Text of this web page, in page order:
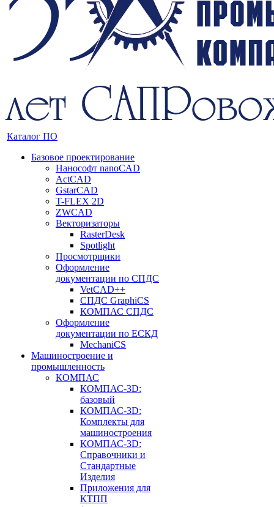
Каталог ПО
Базовое проектирование
Нанософт nanoCAD
ActCAD
GstarCAD
T-FLEX 2D
ZWCAD
Векторизаторы
RasterDesk
Spotlight
Просмотрщики
Оформление
документации по СПДС
VetCAD++
СПДС GraphiCS
КОМПАС СПДС
Оформление
документации по ЕСКД
MechaniCS
Машиностроение и
промышленность
КОМПАС
КОМПАС-3D:
базовый
КОМПАС-3D:
Комплекты для
машиностроения
КОМПАС-3D:
Справочники и
Стандартные
Изделия
Приложения для
КТПП